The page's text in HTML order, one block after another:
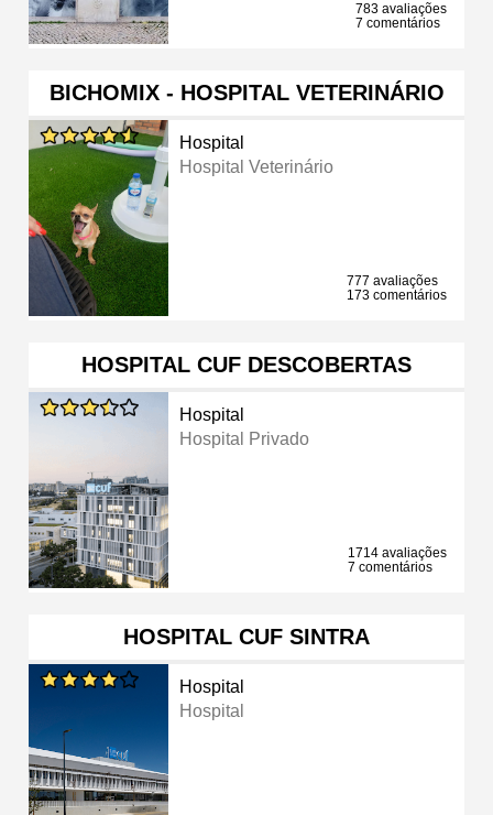
783 avaliações
7 comentários
BICHOMIX - HOSPITAL VETERINÁRIO
Hospital
Hospital Veterinário
777 avaliações
173 comentários
HOSPITAL CUF DESCOBERTAS
Hospital
Hospital Privado
1714 avaliações
7 comentários
HOSPITAL CUF SINTRA
Hospital
Hospital